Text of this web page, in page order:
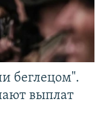
беглецом".
выплат